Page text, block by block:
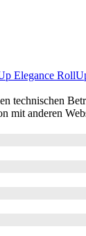
Elegance
technischen
mit anderen